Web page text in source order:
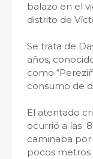
balazo en el
distrito de
Se trata de
años,
como
consumo de
El atentado
ocurrió a las
caminaba por
pocos metros